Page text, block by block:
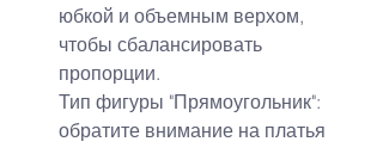
юбкой и объемным верхом,
чтобы сбалансировать
пропорции.
Тип фигуры "Прямоугольник":
обратите внимание на платья